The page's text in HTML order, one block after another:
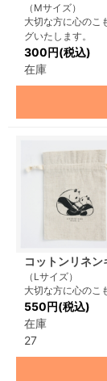
（Mサイズ）
大切な方に心のこ
グいたします。
300円(税込)
在庫
コットンリネ
（Lサイズ）
大切な方に心のこ
550円(税込)
在庫
27